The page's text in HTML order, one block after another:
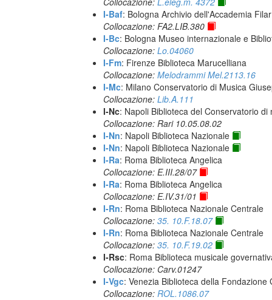
I-Baf: Bologna Archivio dell'Accademia
Collocazione: FA2.LIB.380
I-Bc: Bologna Museo internazionale e
Collocazione: Lo.04060
I-Fm: Firenze Biblioteca Marucelliana
Collocazione: Melodrammi Mel.2113.16
I-Mc: Milano Conservatorio di Musica
Collocazione: Lib.A.111
I-Nc: Napoli Biblioteca del Conservatorio
Collocazione: Rari 10.05.08.02
I-Nn: Napoli Biblioteca Nazionale
I-Nn: Napoli Biblioteca Nazionale
I-Ra: Roma Biblioteca Angelica
Collocazione: E.III.28/07
I-Ra: Roma Biblioteca Angelica
Collocazione: E.IV.31/01
I-Rn: Roma Biblioteca Nazionale Centrale
Collocazione: 35. 10.F.18.07
I-Rn: Roma Biblioteca Nazionale Centrale
Collocazione: 35. 10.F.19.02
I-Rsc: Roma Biblioteca musicale
Collocazione: Carv.01247
I-Vgc: Venezia Biblioteca della Fondazione
Collocazione: ROL.1086.07